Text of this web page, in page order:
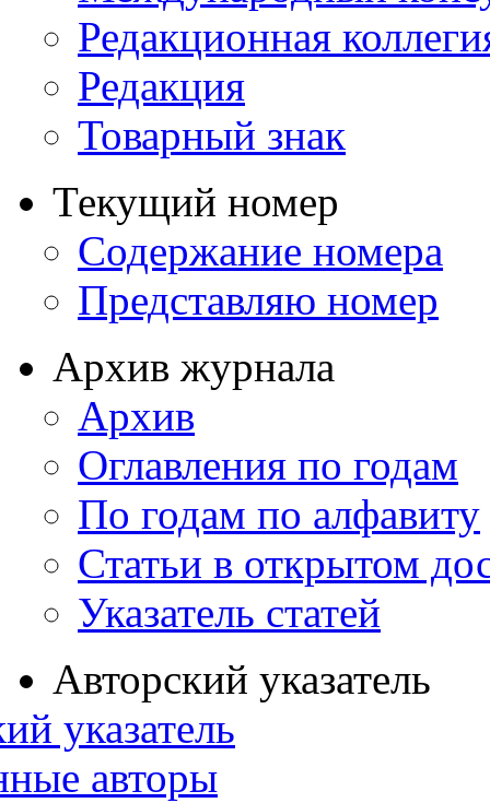
Редакционная
Редакция
Товарный знак
Текущий номер
Содержание номера
Представляю номер
Архив журнала
Архив
Оглавления по годам
По годам по алфавиту
Статьи в открытом
Указатель статей
Авторский указатель
указатель
авторы